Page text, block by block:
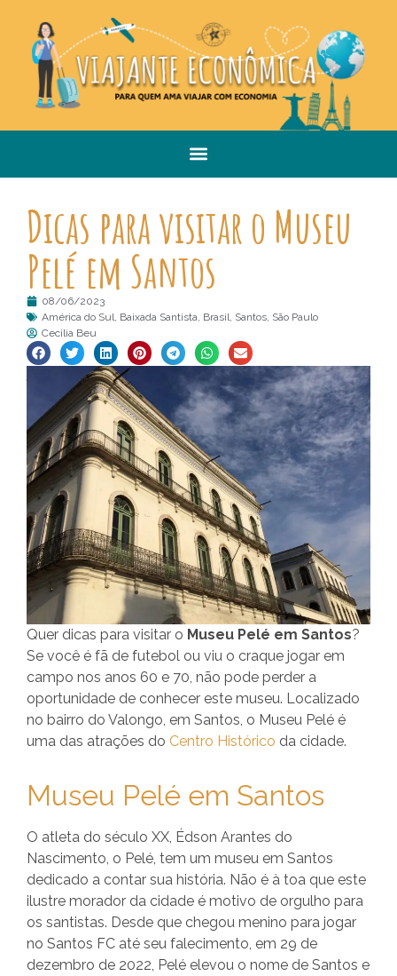
08/06/2023
América do Sul Baixada Santista Brasil Santos São Paulo
Cecilia Beu
Dicas para visitar o Museu
Pelé em Santos
Quer dicas para visitar o Museu Pelé em Santos?
Se você é fã de futebol ou viu o craque jogar em
campo nos anos 60 e 70, não pode perder a
oportunidade de conhecer este museu. Localizado
no bairro do Valongo, em Santos, o Museu Pelé é
uma das atrações do Centro Histórico da cidade.
Museu Pelé em Santos
O atleta do século XX, Édson Arantes do
Nascimento, o Pelé, tem um museu em Santos
dedicado a contar sua história. Não é à toa que este
ilustre morador da cidade é motivo de orgulho para
os santistas. Desde que chegou menino para jogar
no Santos FC até seu falecimento, em 29 de
dezembro de 2022, Pelé elevou o nome de Santos e